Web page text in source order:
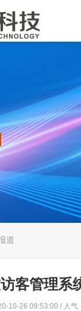
道
客管理系
10-26 09:53:00 / 人气